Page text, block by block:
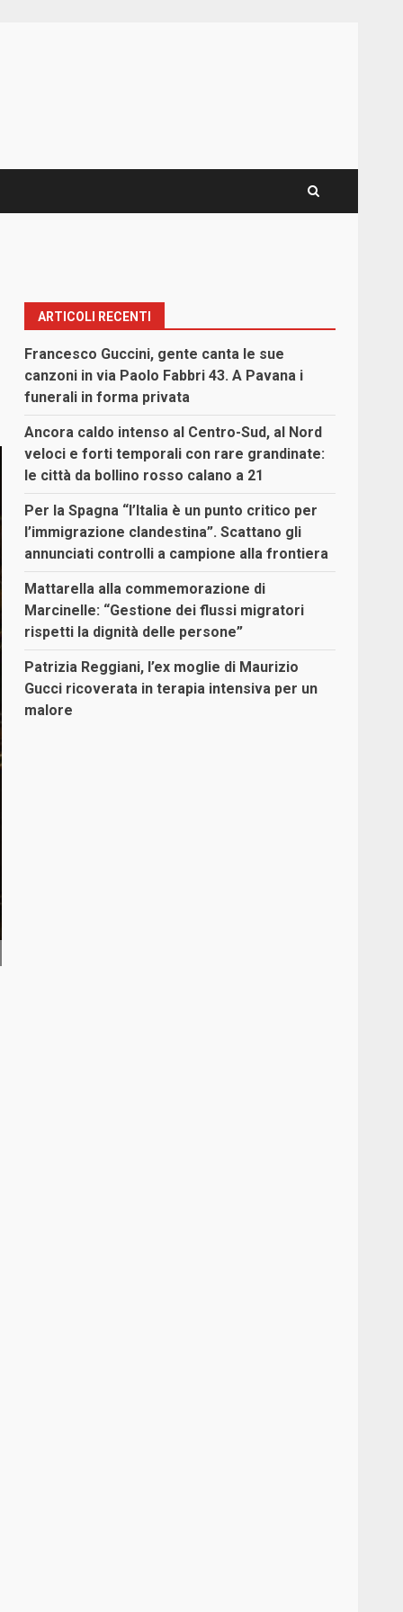
ARTICOLI RECENTI
Francesco Guccini, gente canta le sue
canzoni in via Paolo Fabbri 43. A Pavana i
funerali in forma privata
Ancora caldo intenso al Centro-Sud, al Nord
veloci e forti temporali con rare grandinate:
le città da bollino rosso calano a 21
Per la Spagna “l’Italia è un punto critico per
l’immigrazione clandestina”. Scattano gli
annunciati controlli a campione alla frontiera
Mattarella alla commemorazione di
Marcinelle: “Gestione dei flussi migratori
rispetti la dignità delle persone”
Patrizia Reggiani, l’ex moglie di Maurizio
Gucci ricoverata in terapia intensiva per un
malore